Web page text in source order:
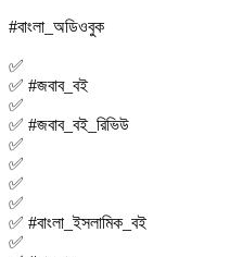
#বাংলা_অডিওবুক
✅
✅ #জবাব_বই
✅
✅ #জবাব_বই_রিভিউ
✅
✅
✅
✅
✅ #বাংলা_ইসলামিক_বই
✅